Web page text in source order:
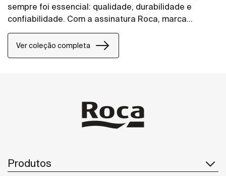
sempre foi essencial: qualidade, durabilidade e
confiabilidade. Com a assinatura Roca, marca
referência global em soluções para banheiros, a
coleção de tem soluções em torneiras e
monocomandos para banheiros e cozinhas ganha
banheiros e cozinhas tradicionais.
Ver coleção completa
Produtos